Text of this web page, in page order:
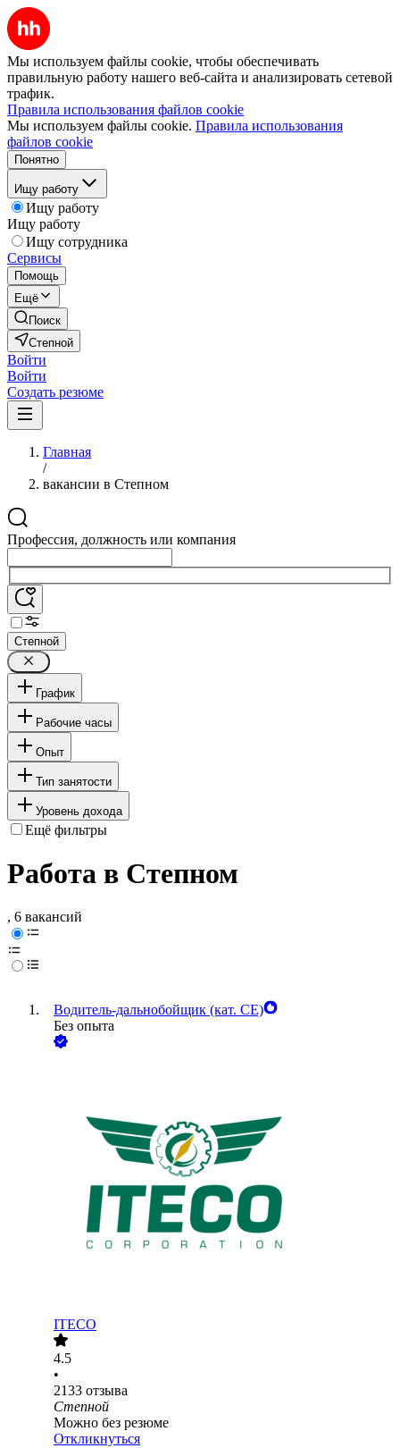
Мы используем файлы cookie, чтобы обеспечивать
правильную работу нашего веб-сайта и анализировать сетевой
трафик.
Правила использования файлов cookie
Мы используем файлы cookie. Правила использования
файлов cookie
Понятно
Ищу работу
Ищу работу
Ищу работу
Ищу сотрудника
Сервисы
Помощь
Ещё
Поиск
Степной
Войти
Войти
Создать резюме
Главная
/
вакансии в Степном
Профессия, должность или компания
Степной
График
Рабочие часы
Опыт
Тип занятости
Уровень дохода
Ещё фильтры
Работа в Степном
, 6 вакансий
Водитель-дальнобойщик (кат. CE)
Без опыта
ITECO
4.5
•
2133 отзыва
Степной
Можно без резюме
Откликнуться